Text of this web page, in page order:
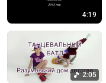
4:19
2:05